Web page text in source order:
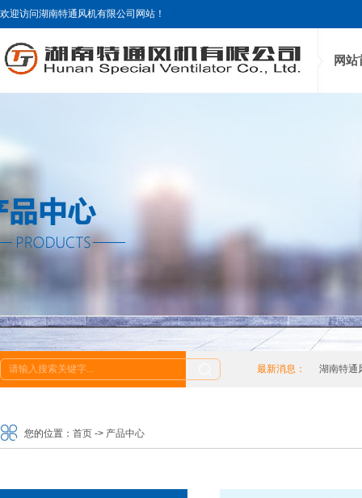
欢迎访问湖南特通风机有限公司网站！
网站
最新消息： 湖南特通
您的位置： 首页 -> 产品中心